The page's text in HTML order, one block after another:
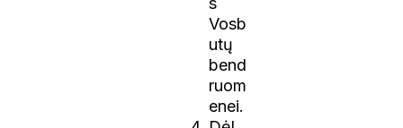
Vosb
utų
bend
ruom
enei.